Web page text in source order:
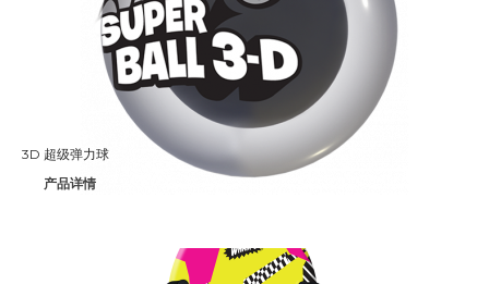
3D 超级弹力球
产品详情